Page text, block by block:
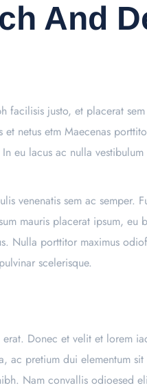
And
justo, et placerat
netus etm Maecenas
eu lacus ac nulla
sem ac semper.
mauris placerat ipsum,
porttitor maximus
scelerisque.
Donec et velit et lorem
ac pretium dui elementum
Nam convallis odioesed